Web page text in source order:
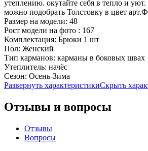
утеплению. окутайте себя в тепло и
можно подобрать Толстовку в цвет
Размер на модели: 48
Рост модели на фото : 167
Комплектация: Брюки 1 шт
Пол: Женский
Тип карманов: карманы в боковых швах
Утеплитель: начёс
Сезон: Осень-Зима
Развернуть характеристикиСкрыть
Отзывы и вопросы
Отзывы
Вопросы